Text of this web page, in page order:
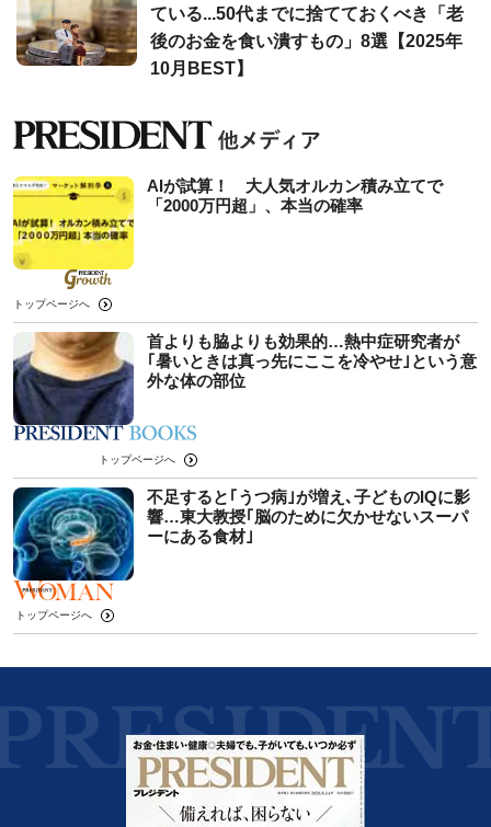
ている...50代までに捨てておくべき「老
後のお金を食い潰すもの」8選【2025年
10月BEST】
AIが試算！ 大人気オルカン積み立てで
「2000万円超」、本当の確率
トップページへ
首よりも脇よりも効果的…熱中症研究者が
｢暑いときは真っ先にここを冷やせ｣という意
外な体の部位
トップページへ
不足すると｢うつ病｣が増え､子どものIQに影
響…東大教授｢脳のために欠かせないスーパ
ーにある食材｣
トップページへ